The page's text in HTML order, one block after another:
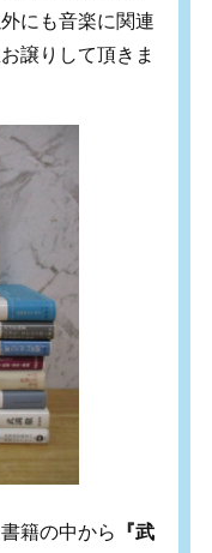
にも音楽に関連
譲りして頂きま
籍の中から
『武